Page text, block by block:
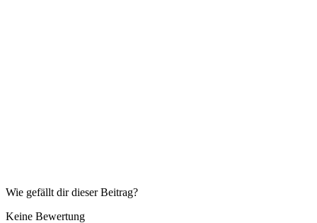
Wie gefällt dir dieser Beitrag?
Keine Bewertung